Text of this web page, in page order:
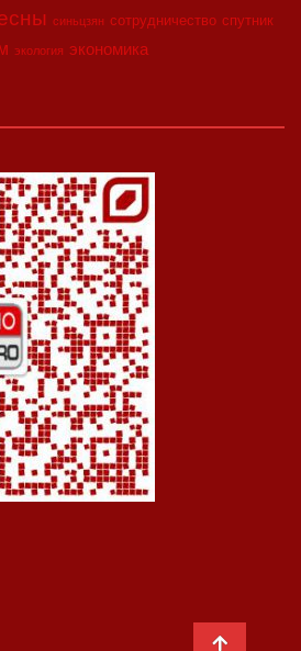
синьцзян сотрудничество спутник
экология экономика